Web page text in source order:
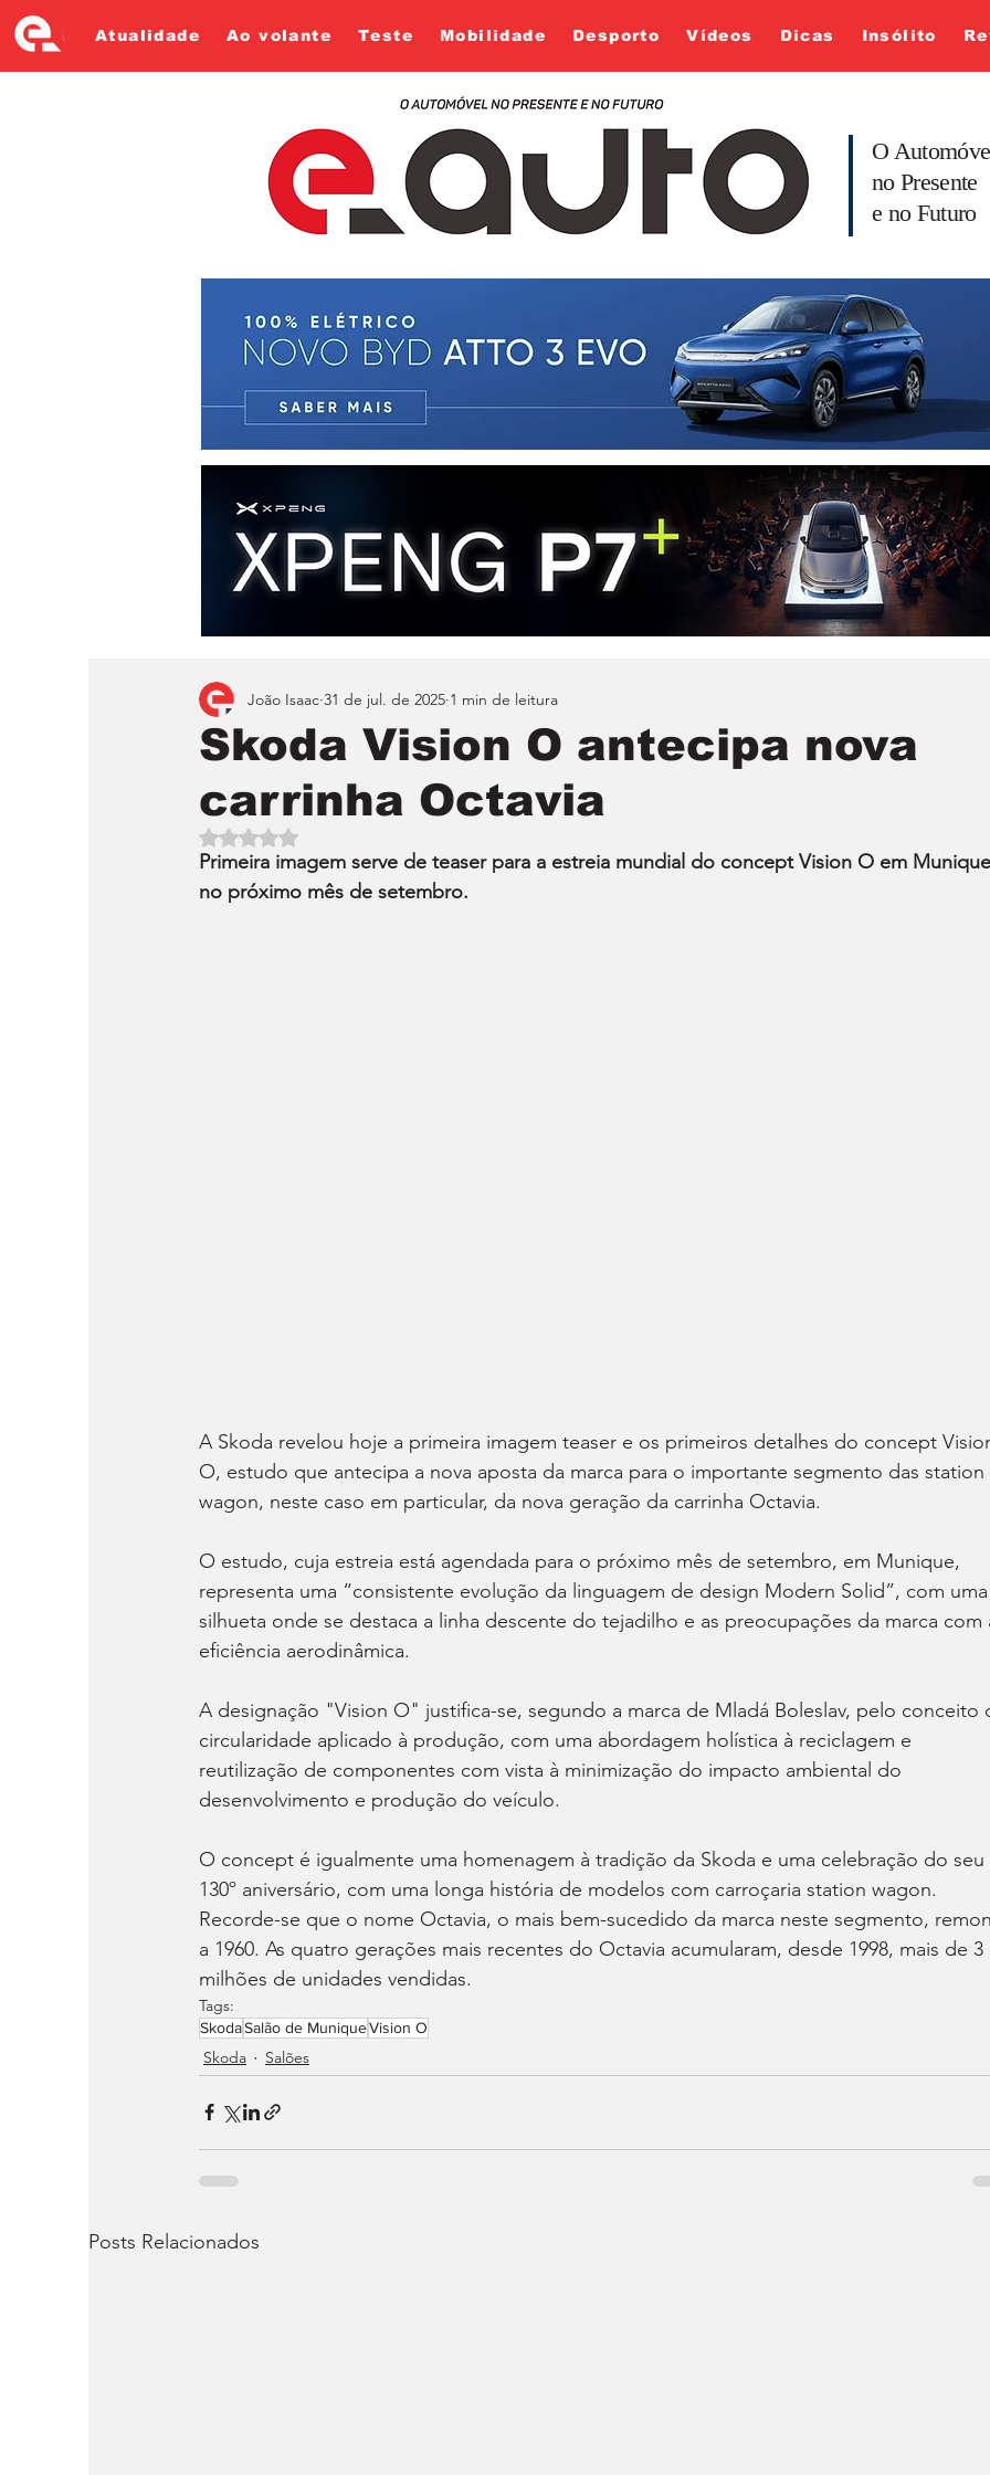
Atualidade Ao volante Teste Mobilidade Desporto Vídeos Dicas Insólito
O
no Presente
e no Futuro
Skoda Vision O antecipa nova
carrinha Octavia
João Isaac 31 de jul. de 2025 1 min de leitura
Avaliado com NaN de 5 estrelas.
Primeira imagem serve de teaser para a estreia mundial do concept Vision O em
no próximo mês de setembro.
A Skoda revelou hoje a primeira imagem teaser e os primeiros detalhes do concept
O, estudo que antecipa a nova aposta da marca para o importante segmento das station
wagon, neste caso em particular, da nova geração da carrinha Octavia.
O estudo, cuja estreia está agendada para o próximo mês de setembro, em Munique,
representa uma “consistente evolução da linguagem de design Modern Solid”, com
silhueta onde se destaca a linha descente do tejadilho e as preocupações da marca
eficiência aerodinâmica.
A designação "Vision O" justifica-se, segundo a marca de Mladá Boleslav, pelo conceito
circularidade aplicado à produção, com uma abordagem holística à reciclagem e
reutilização de componentes com vista à minimização do impacto ambiental do
desenvolvimento e produção do veículo.
O concept é igualmente uma homenagem à tradição da Skoda e uma celebração do seu
130º aniversário, com uma longa história de modelos com carroçaria station wagon.
Recorde-se que o nome Octavia, o mais bem-sucedido da marca neste segmento,
a 1960. As quatro gerações mais recentes do Octavia acumularam, desde 1998, mais de 3
milhões de unidades vendidas.
Tags:
SkodaSalão de MuniqueVision O
Skoda Salões
Posts Relacionados